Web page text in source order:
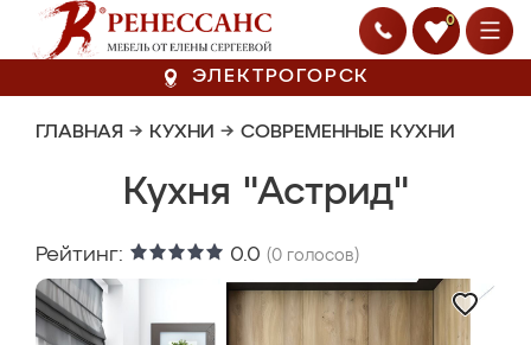
0
ЭЛЕКТРОГОРСК
ГЛАВНАЯ → КУХНИ → СОВРЕМЕННЫЕ КУХНИ
Кухня "Астрид"
Рейтинг: 0.0 (0 голосов)